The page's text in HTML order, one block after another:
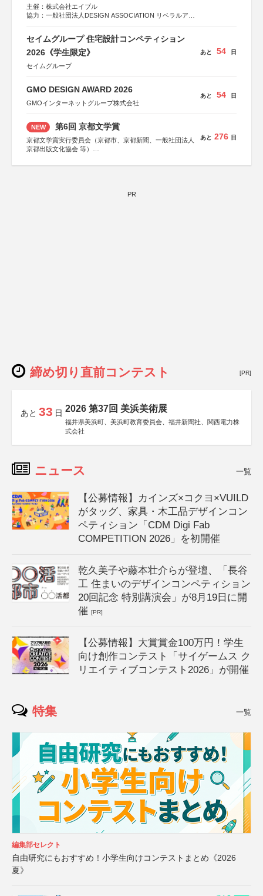
主催：株式会社エイブル
協力：一般社団法人DESIGN ASSOCIATION リベラルアー
運営：TOKYO COMPANY株式会社
セイムグループ 住宅設計コンペティション
2026《学生限定》
セイムグループ
あと 54 日
GMO DESIGN AWARD 2026
GMOインターネットグループ株式会社
あと 54 日
NEW 第6回 京都文学賞
京都文学賞実行委員会（京都市、京都新聞、一般社団法人
京都出版文化協会 等）
KADOKAWA、河出書房新社、幻冬舎、講談社、光文社、
あと 276 日
PR
締め切り直前コンテスト [PR]
あと 33 日 2026 第37回 美浜美術展
福井県美浜町、美浜町教育委員会、福井新聞社、関西電力株
式会社
ニュース 一覧
【公募情報】カインズ×コクヨ×VUILD
がタッグ、家具・木工品デザインコン
ペティション「CDM Digi Fab
COMPETITION 2026」を初開催
乾久美子や藤本壮介らが登壇、「長谷
工 住まいのデザインコンペティション
20回記念 特別講演会」が8月19日に開
催[PR]
【公募情報】大賞賞金100万円！学生
向け創作コンテスト「サイゲームス ク
リエイティブコンテスト2026」が開催
特集 一覧
編集部セレクト
自由研究にもおすすめ！小学生向けコンテストまとめ《2026
夏》